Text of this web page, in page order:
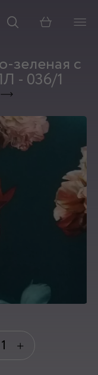
Корзина
зеленая с
- 036/1
+